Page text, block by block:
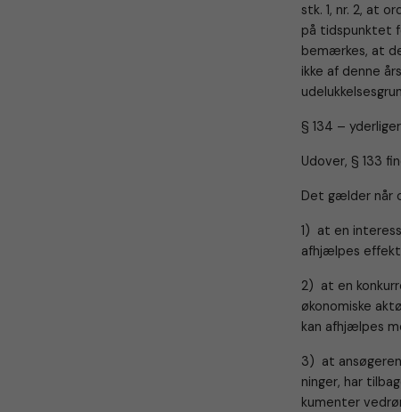
stk. 1, nr. 2, at
på tidspunktet
bemærkes, at
ikke af denne
§ 134 –
Udover, § 133
Det gælder når
1) at en
afhjælpes
2) at en
økonomiske
kan afhjælpes
3) at
ninger, har
kumenter